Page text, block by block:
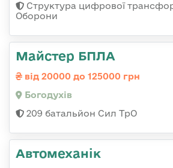
Структура цифрової
Оборони
Майстер БПЛА
від 20000 до 125000 грн
Богодухів
209 батальйон Сил ТрО
Автомеханік